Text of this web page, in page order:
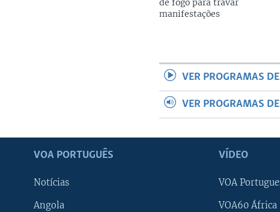
de fogo para travar
manifestações
VER PROGRAMAS
VER PROGRAMAS
VOA PORTUGUÊS
Notícias
Angola
VÍDEO
VOA
VOA60 África